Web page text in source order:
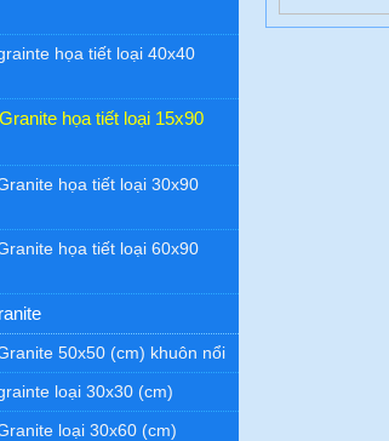
họa tiết loại 40x40
họa tiết loại 15x90
họa tiết loại 30x90
họa tiết loại 60x90
50x50 (cm) khuôn nổi
loại 30x30 (cm)
loại 30x60 (cm)